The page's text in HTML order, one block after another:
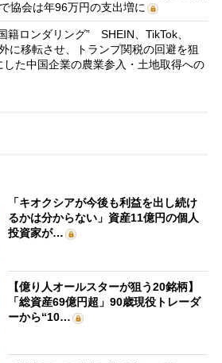
協会は年96万円の支出増に
籍ロンダリング” SHEIN、TikTok、
に移転させ、トランプ関税の回避を狙
た中国企業の農業参入・土地取得への
「キオクシアが今後も利益を出し続け
るかは分からない」資産11億円の個人
投資家が…
【億り人オールスターが狙う20銘柄】
「総資産69億円超」90歳現役トレーダ
ーから“10…